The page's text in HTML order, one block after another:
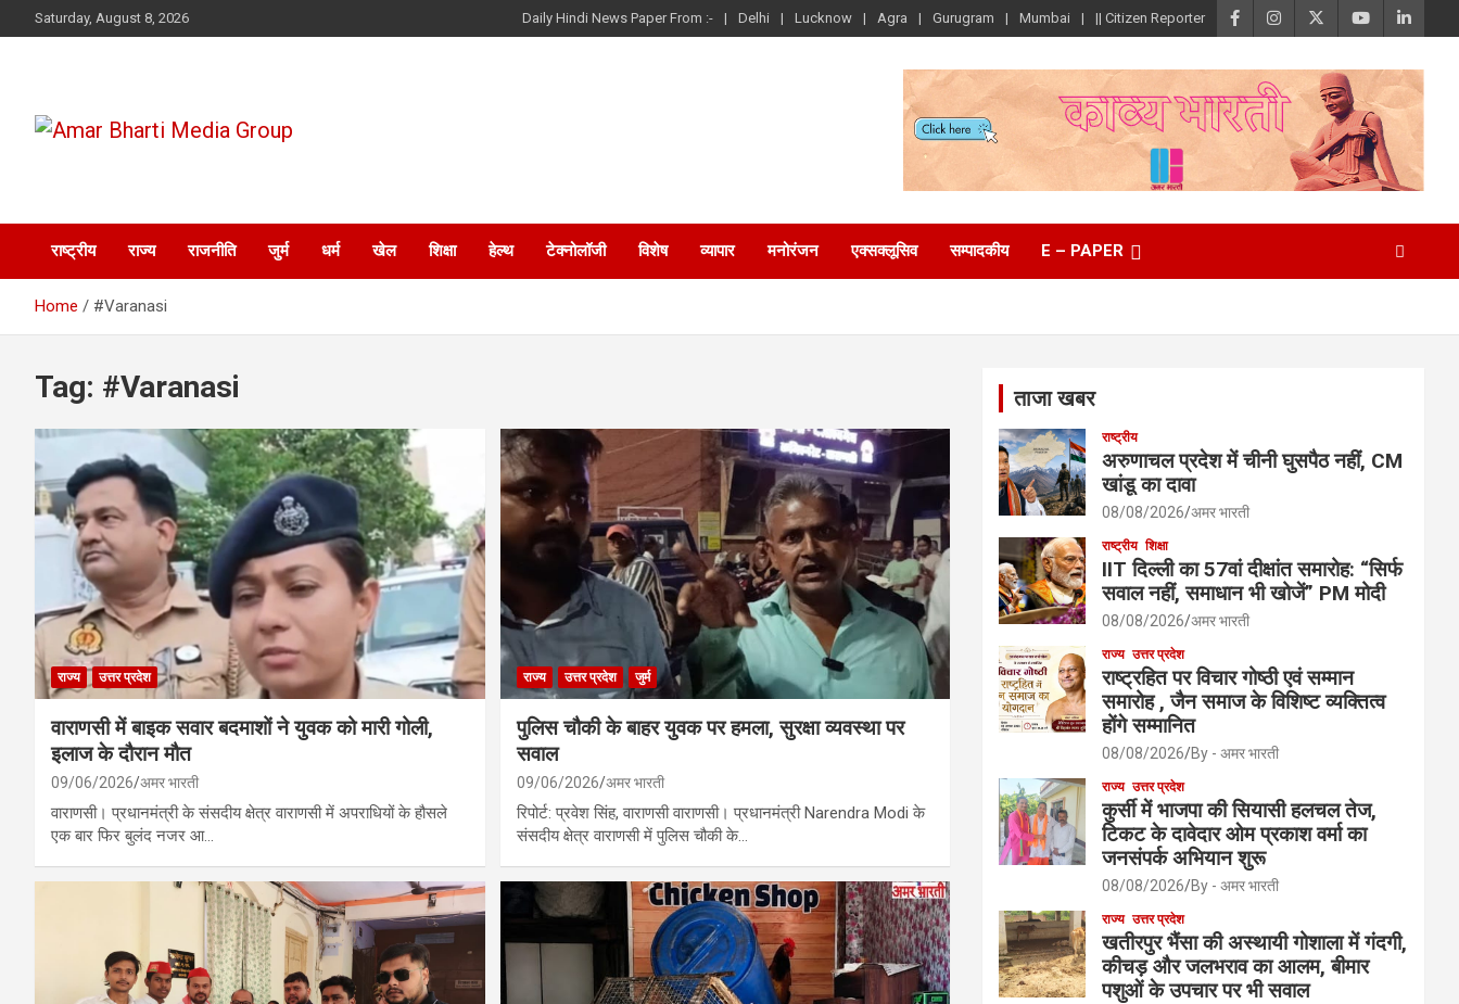
to
Saturday, August 8, 2026 Daily Hindi News Paper From :- Delhi Lucknow Agra Gurugram Mumbai || Citizen Reporter
Group
राष्ट्रीय राज्य राजनीति जुर्म धर्म खेल शिक्षा हेल्थ टेक्नोलॉजी विशेष व्यापार मनोरंजन एक्सक्लूसिव सम्पादकीय E – PAPER
Home #Varanasi
Tag: #Varanasi
राज्य उत्तर प्रदेश
वाराणसी में बाइक सवार बदमाशों ने युवक को मारी गोली,
इलाज के दौरान मौत
09/06/2026 अमर भारती
वाराणसी। प्रधानमंत्री के संसदीय क्षेत्र वाराणसी में अपराधियों के हौसले
एक बार फिर बुलंद नजर आ…
राज्य उत्तर प्रदेश जुर्म
पुलिस चौकी के बाहर युवक पर हमला, सुरक्षा व्यवस्था पर
सवाल
09/06/2026 अमर भारती
रिपोर्ट: प्रवेश सिंह, वाराणसी वाराणसी। प्रधानमंत्री Narendra Modi के
संसदीय क्षेत्र वाराणसी में पुलिस चौकी के…
ताजा खबर
राष्ट्रीय
अरुणाचल प्रदेश में चीनी घुसपैठ नहीं, CM
खांडू का दावा
08/08/2026 अमर भारती
राष्ट्रीय शिक्षा
IIT दिल्ली का 57वां दीक्षांत समारोह: “सिर्फ
सवाल नहीं, समाधान भी खोजें” PM मोदी
08/08/2026 अमर भारती
राज्य उत्तर प्रदेश
राष्ट्रहित पर विचार गोष्ठी एवं सम्मान
समारोह , जैन समाज के विशिष्ट व्यक्तित्व
होंगे सम्मानित
08/08/2026 By - अमर भारती
राज्य उत्तर प्रदेश
कुर्सी में भाजपा की सियासी हलचल तेज,
टिकट के दावेदार ओम प्रकाश वर्मा का
जनसंपर्क अभियान शुरू
08/08/2026 By - अमर भारती
राज्य उत्तर प्रदेश
खतीरपुर भैंसा की अस्थायी गोशाला में गंदगी,
कीचड़ और जलभराव का आलम, बीमार
पशुओं के उपचार पर भी सवाल